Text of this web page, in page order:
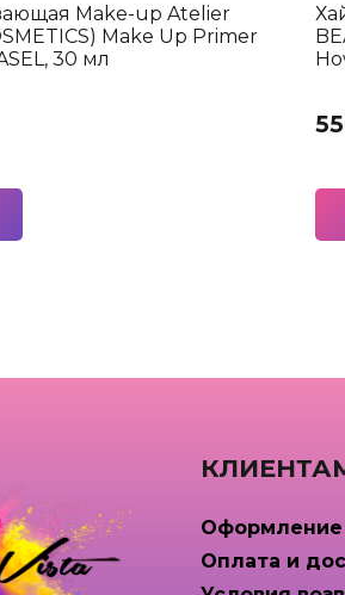
Make-up Atelier
Make Up Primer
30 мл
Оформление
Оплата и